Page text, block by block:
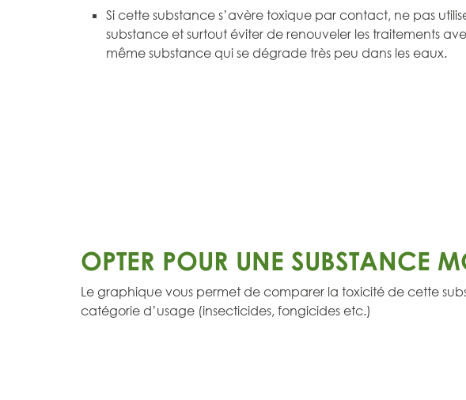
Si cette substance s’avère toxique par contact, ne pas
substance et surtout éviter de renouveler les traitements
même substance qui se dégrade très peu dans les eaux.
OPTER POUR UNE SUBSTANCE
Le graphique vous permet de comparer la toxicité de cette
catégorie d’usage (insecticides, fongicides etc.)